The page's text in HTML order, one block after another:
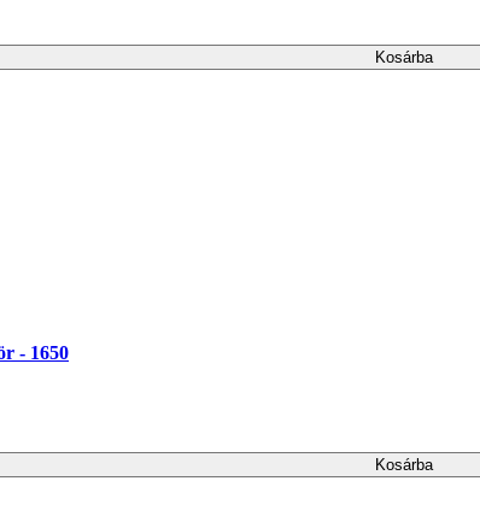
Kosárba
- 1650
Kosárba